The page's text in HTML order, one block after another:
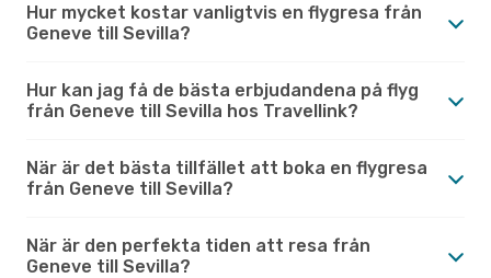
Hur mycket kostar vanligtvis en flygresa från
Geneve till Sevilla?
Hur kan jag få de bästa erbjudandena på flyg
från Geneve till Sevilla hos Travellink?
När är det bästa tillfället att boka en flygresa
från Geneve till Sevilla?
När är den perfekta tiden att resa från
Geneve till Sevilla?